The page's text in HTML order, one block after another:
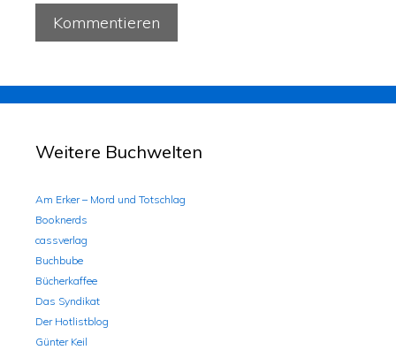
Weitere Buchwelten
Am Erker – Mord und Totschlag
Booknerds
cassverlag
Buchbube
Bücherkaffee
Das Syndikat
Der Hotlistblog
Günter Keil